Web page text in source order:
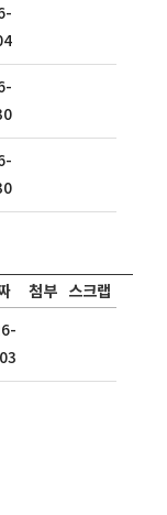
첨부 스크랩